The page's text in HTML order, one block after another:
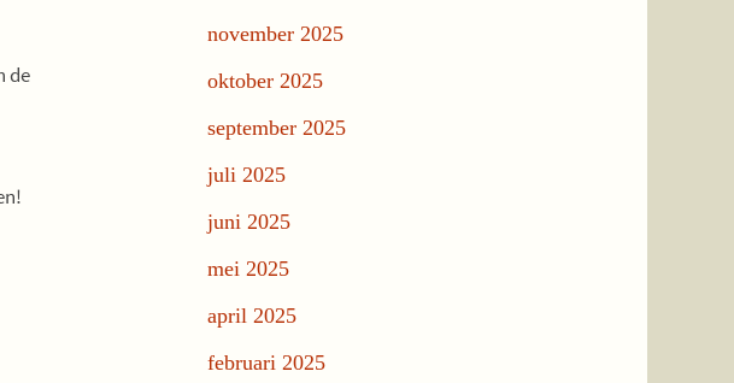
de
november 2025
oktober 2025
september 2025
juli 2025
juni 2025
mei 2025
april 2025
februari 2025